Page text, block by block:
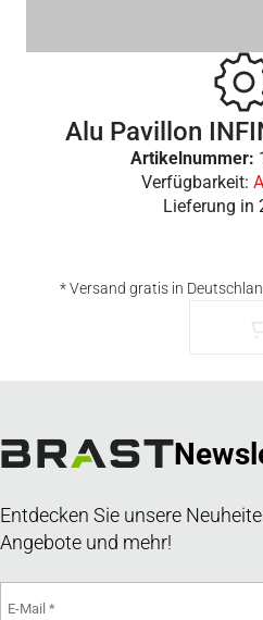
Alu Pavillon
Artikelnummer:
Verfügbarkeit:
Lieferung in
* Versand gratis in
Entdecken Sie unsere
Angebote und mehr!